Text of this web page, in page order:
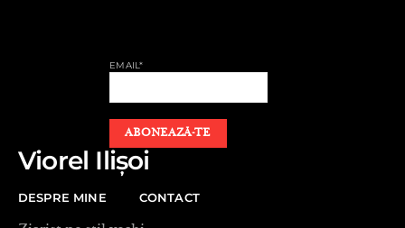
EMAIL*
Viorel Ilișoi
DESPRE MINE CONTACT